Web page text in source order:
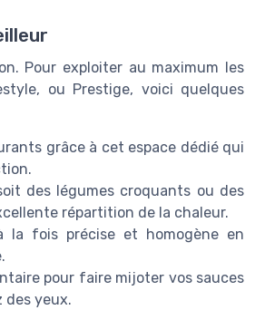
Pour exploiter au maximum les
ou Prestige, voici quelques
grâce à cet espace dédié qui
des légumes croquants ou des
répartition de la chaleur.
la fois précise et homogène en
pour faire mijoter vos sauces
des yeux.